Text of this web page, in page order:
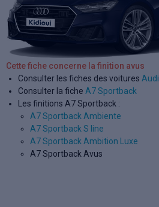
Cette fiche concerne la finition avus
Consulter les fiches des voitures Audi
Consulter la fiche A7 Sportback
Les finitions A7 Sportback :
A7 Sportback Ambiente
A7 Sportback S line
A7 Sportback Ambition Luxe
A7 Sportback Avus